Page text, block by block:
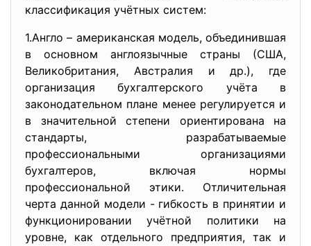
классификация учётных систем:
1.Англо – американская модель, объединившая
в основном англоязычные страны (США,
Великобритания, Австралия и др.), где
организация бухгалтерского учёта в
законодательном плане менее регулируется и
в значительной степени ориентирована на
стандарты, разрабатываемые
профессиональными организациями
бухгалтеров, включая нормы
профессиональной этики. Отличительная
черта данной модели - гибкость в принятии и
функционировании учётной политики на
уровне, как отдельного предприятия, так и